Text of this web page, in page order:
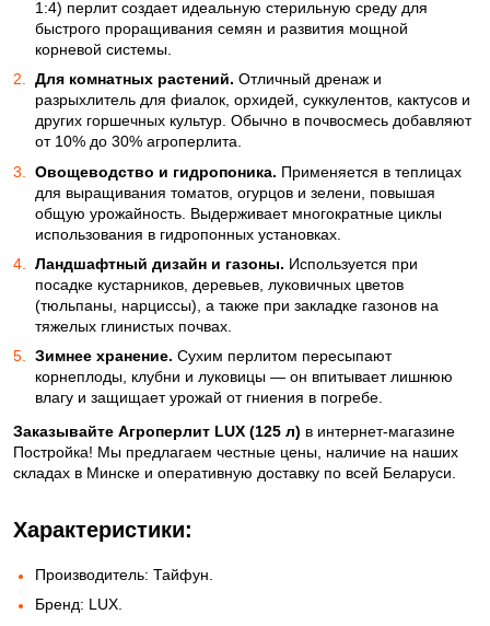
1:4) перлит создает идеальную стерильную среду для
быстрого проращивания семян и развития мощной
корневой системы.
Для комнатных растений. Отличный дренаж и
разрыхлитель для фиалок, орхидей, суккулентов, кактусов и
других горшечных культур. Обычно в почвосмесь добавляют
от 10% до 30% агроперлита.
Овощеводство и гидропоника. Применяется в теплицах
для выращивания томатов, огурцов и зелени, повышая
общую урожайность. Выдерживает многократные циклы
использования в гидропонных установках.
Ландшафтный дизайн и газоны. Используется при
посадке кустарников, деревьев, луковичных цветов
(тюльпаны, нарциссы), а также при закладке газонов на
тяжелых глинистых почвах.
Зимнее хранение. Сухим перлитом пересыпают
корнеплоды, клубни и луковицы — он впитывает лишнюю
влагу и защищает урожай от гниения в погребе.
Заказывайте Агроперлит LUX (125 л) в интернет-магазине
Постройка! Мы предлагаем честные цены, наличие на наших
складах в Минске и оперативную доставку по всей Беларуси.
Характеристики:
Производитель: Тайфун.
Бренд: LUX.